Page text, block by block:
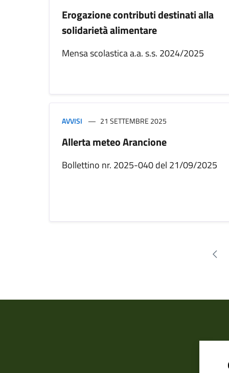
Erogazione contributi destinati alla
solidarietà alimentare
Mensa scolastica a.a. s.s. 2024/2025
AVVISI 21 SETTEMBRE 2025
Allerta meteo Arancione
Bollettino nr. 2025-040 del 21/09/2025